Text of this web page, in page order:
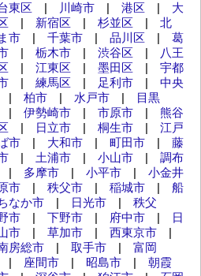
東区 | 川崎市 | 港区 | 大
| 新宿区 | 杉並区 | 北
市 | 千葉市 | 品川区 | 葛
| 栃木市 | 渋谷区 |
八王
| 江東区 | 墨田区 | 宇都
| 練馬区 | 足利市 | 中央
| 柏市 | 水戸市 |
目黒
| 伊勢崎市 | 市原市 | 熊谷
| 日立市 | 桐生市 | 江戸
市 | 大和市 | 町田市 | 藤
| 土浦市 | 小山市 | 調布
| 多摩市 | 小平市 | 小金井
市 | 秩父市 | 稲城市 | 船
なか市 | 日光市 | 秩父
市 | 下野市 | 府中市 |
日
市 | 草加市 | 西東京市 |
房総市 | 取手市 | 富岡
| 座間市 | 昭島市 | 朝霞